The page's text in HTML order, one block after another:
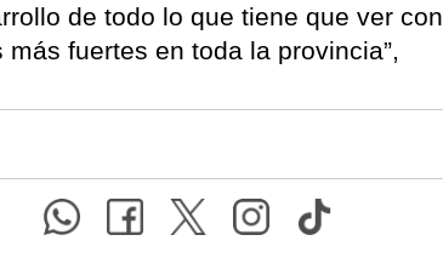
de todo lo que tiene que ver con
fuertes en toda la provincia”,